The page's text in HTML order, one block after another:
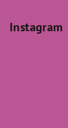
Instagram